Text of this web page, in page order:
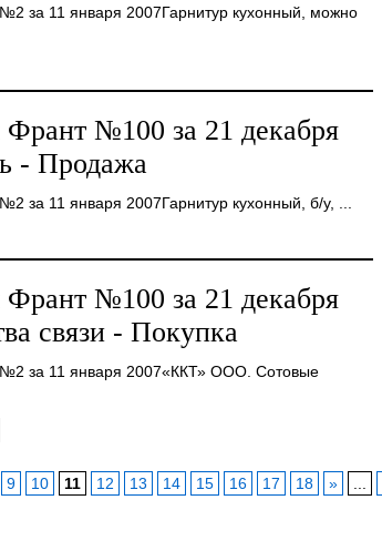
за 11 января 2007Гарнитур кухонный, можно
Франт №100 за 21 декабря
- Продажа
за 11 января 2007Гарнитур кухонный, б/у, ...
Франт №100 за 21 декабря
связи - Покупка
за 11 января 2007«ККТ» ООО. Сотовые
9 10 11 12 13 14 15 16 17 18 »